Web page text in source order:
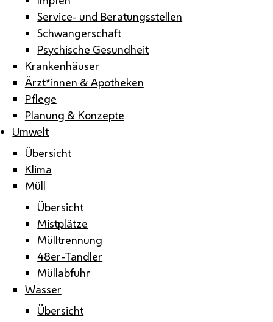
Service- und Beratungsstellen
Schwangerschaft
Psychische Gesundheit
Krankenhäuser
Ärzt*innen & Apotheken
Pflege
Planung & Konzepte
Umwelt
Übersicht
Klima
Müll
Übersicht
Mistplätze
Mülltrennung
48er-Tandler
Müllabfuhr
Wasser
Übersicht